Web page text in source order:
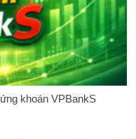
khoán VPBankS